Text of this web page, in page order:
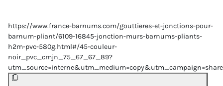
https://www.france-barnums.com/gouttieres-et-jonctions-pour-
barnum-pliant/6109-16845-jonction-murs-barnums-pliants-
h2m-pvc-580g.html#/45-couleur-
noir_pvc_cmjn_75_67_67_89?